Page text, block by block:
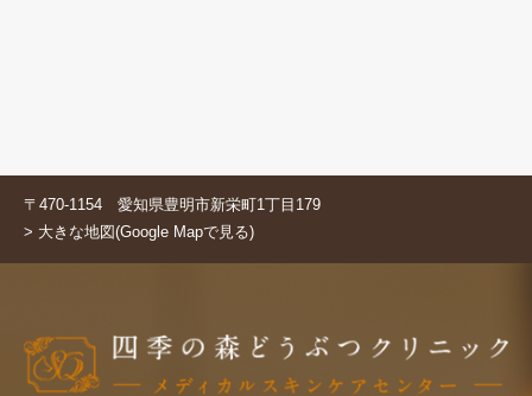
〒470-1154 愛知県豊明市新栄町1丁目179
> 大きな地図(Google Mapで見る)